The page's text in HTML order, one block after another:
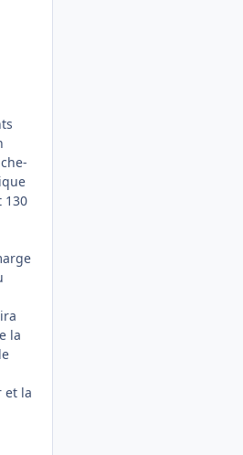
130
la
et la